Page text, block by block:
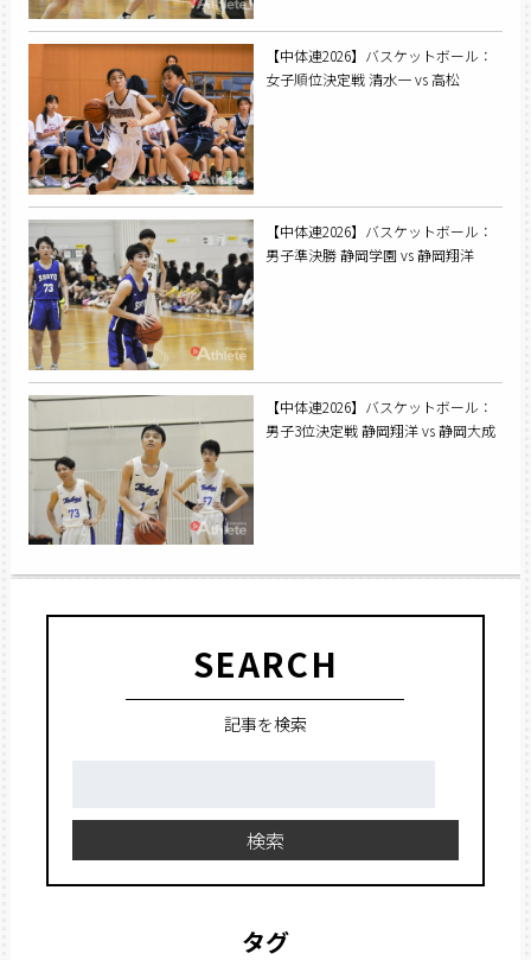
【中体連2026】バスケットボール：
女子順位決定戦 清水一 vs 高松
【中体連2026】バスケットボール：
男子準決勝 静岡学園 vs 静岡翔洋
【中体連2026】バスケットボール：
男子3位決定戦 静岡翔洋 vs 静岡大成
SEARCH
記事を検索
検索
タグ